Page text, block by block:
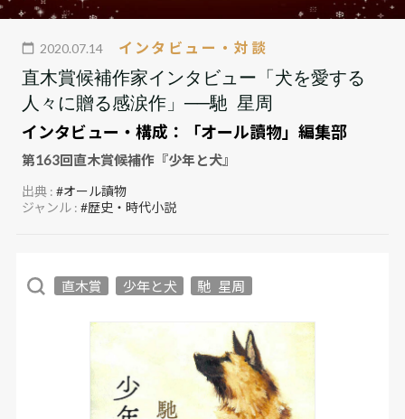
2020.07.14 インタビュー・対談
直木賞候補作家インタビュー「犬を愛する
人々に贈る感涙作」──馳 星周
インタビュー・構成：
「オール讀物」編集部
第163回直木賞候補作『少年と犬』
出典 :#オール讀物
ジャンル :#歴史・時代小説
直木賞 少年と犬 馳 星周